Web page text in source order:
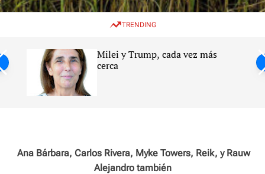
w
c
e
e
TRENDING
Milei y Trump, cada vez más
cerca
Ana Bárbara, Carlos Rivera, Myke Towers, Reik, y Rauw
Alejandro también